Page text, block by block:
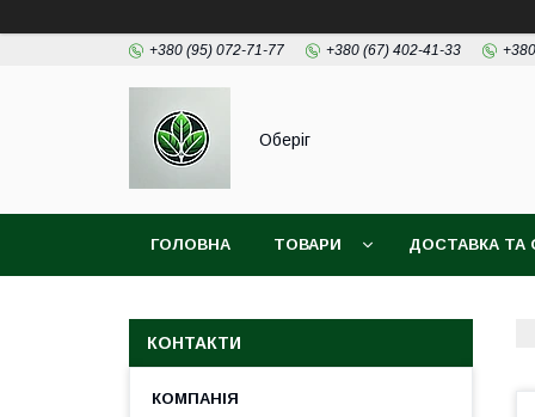
+380 (95) 072-71-77 +380 (67) 402-41-33
Оберіг
ГОЛОВНА ТОВАРИ ДОСТАВКА ТА
КОНТАКТИ